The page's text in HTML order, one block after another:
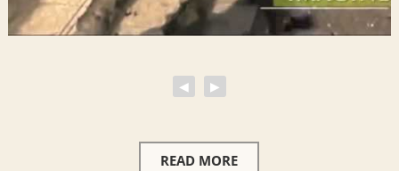
◀ ▶
READ MORE